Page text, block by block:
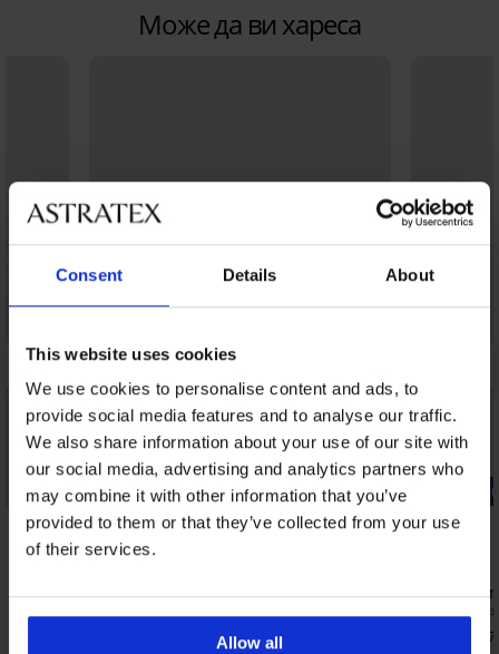
Consent Details About
This website uses cookies
We use cookies to personalise content and ads, to
provide social media features and to analyse our traffic.
We also share information about your use of our site with
our social media, advertising and analytics partners who
may combine it with other information that you’ve
provided to them or that they’ve collected from your use
of their services.
Allow all
Може да ви хареса
4,9
Bestseller
5
Сутиен Spacer 3D Lady Grace New
49,99 €(97,77 лв.)
-20% BRA20
Сутиен
34,99 €